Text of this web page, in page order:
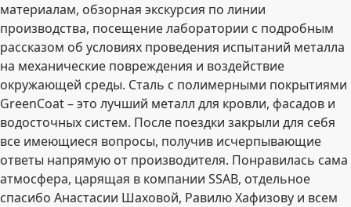
материалам, обзорная экскурсия по линии
производства, посещение лаборатории с подробным
рассказом об условиях проведения испытаний металла
на механические повреждения и воздействие
окружающей среды. Сталь c полимерными покрытиями
GreenCoat – это лучший металл для кровли, фасадов и
водосточных систем. После поездки закрыли для себя
все имеющиеся вопросы, получив исчерпывающие
ответы напрямую от производителя. Понравилась сама
атмосфера, царящая в компании SSAB, отдельное
спасибо Анастасии Шаховой, Равилю Хафизову и всем